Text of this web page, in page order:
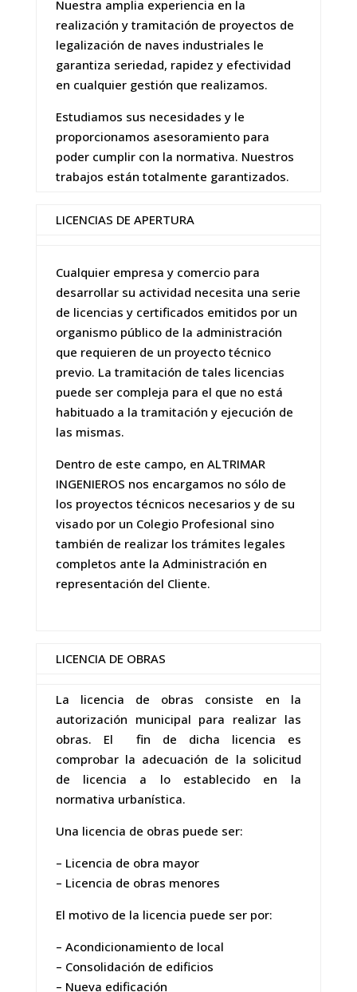
Nuestra amplia experiencia en la
realización y tramitación de proyectos de
legalización de naves industriales le
garantiza seriedad, rapidez y efectividad
en cualquier gestión que realizamos.
Estudiamos sus necesidades y le
proporcionamos asesoramiento para
poder cumplir con la normativa. Nuestros
trabajos están totalmente garantizados.
LICENCIAS DE APERTURA
Cualquier empresa y comercio para
desarrollar su actividad necesita una serie
de licencias y certificados emitidos por un
organismo público de la administración
que requieren de un proyecto técnico
previo. La tramitación de tales licencias
puede ser compleja para el que no está
habituado a la tramitación y ejecución de
las mismas.
Dentro de este campo, en ALTRIMAR
INGENIEROS nos encargamos no sólo de
los proyectos técnicos necesarios y de su
visado por un Colegio Profesional sino
también de realizar los trámites legales
completos ante la Administración en
representación del Cliente.
LICENCIA DE OBRAS
La licencia de obras consiste en la
autorización municipal para realizar las
obras. El fin de dicha licencia es
comprobar la adecuación de la solicitud
de licencia a lo establecido en la
normativa urbanística.
Una licencia de obras puede ser:
– Licencia de obra mayor
– Licencia de obras menores
El motivo de la licencia puede ser por:
– Acondicionamiento de local
– Consolidación de edificios
– Nueva edificación